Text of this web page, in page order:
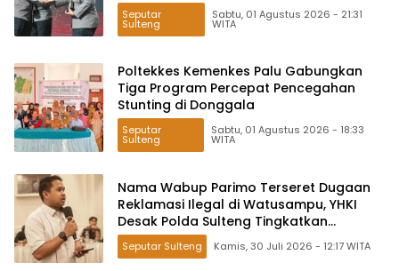
Seputar
Sulteng
Sabtu, 01 Agustus 2026 - 21:31
WITA
Poltekkes Kemenkes Palu Gabungkan
Tiga Program Percepat Pencegahan
Stunting di Donggala
Seputar
Sulteng
Sabtu, 01 Agustus 2026 - 18:33
WITA
Nama Wabup Parimo Terseret Dugaan
Reklamasi Ilegal di Watusampu, YHKI
Desak Polda Sulteng Tingkatkan
Penanganan Kasus ke Penyidikan
Seputar Sulteng Kamis, 30 Juli 2026 - 12:17 WITA